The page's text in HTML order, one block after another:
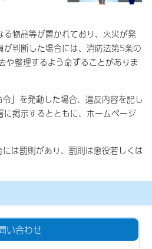
物品等が置かれており、火災が発
判断した場合には、消防法第5条の
や整理するよう命ずることがありま
」を発動した場合、違反内容を記し
掲示するとともに、ホームページ
は罰則があり、罰則は懲役若しくは
い合わせ